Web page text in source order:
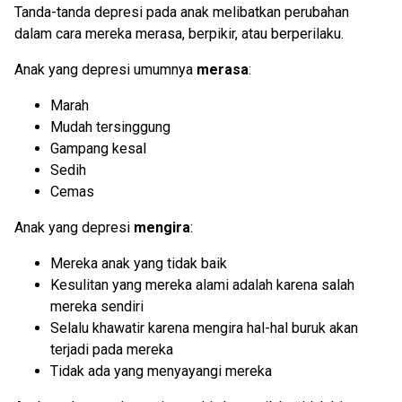
Tanda-tanda depresi pada anak melibatkan perubahan
dalam cara mereka merasa, berpikir, atau berperilaku.
Anak yang depresi umumnya merasa:
Marah
Mudah tersinggung
Gampang kesal
Sedih
Cemas
Anak yang depresi mengira:
Mereka anak yang tidak baik
Kesulitan yang mereka alami adalah karena salah
mereka sendiri
Selalu khawatir karena mengira hal-hal buruk akan
terjadi pada mereka
Tidak ada yang menyayangi mereka